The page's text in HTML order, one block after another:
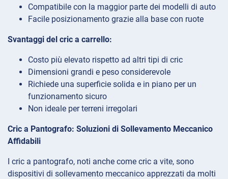
Compatibile con la maggior parte dei modelli di auto
Facile posizionamento grazie alla base con ruote
Svantaggi del cric a carrello:
Costo più elevato rispetto ad altri tipi di cric
Dimensioni grandi e peso considerevole
Richiede una superficie solida e in piano per un
funzionamento sicuro
Non ideale per terreni irregolari
Cric a Pantografo: Soluzioni di Sollevamento Meccanico
Affidabili
I cric a pantografo, noti anche come cric a vite, sono
dispositivi di sollevamento meccanico apprezzati da molti